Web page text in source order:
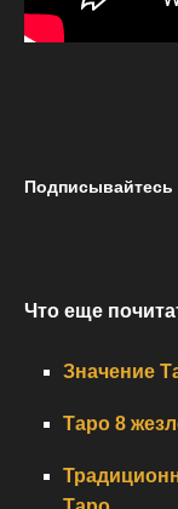
Подписывайтесь
Что еще
Значение
Таро 8